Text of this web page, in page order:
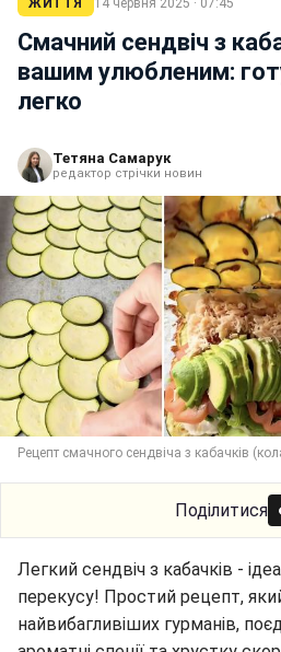
Смачний сендвіч з
вашим улюбленим:
легко
Тетяна Самарук
редактор стрічки новин
Рецепт смачного сендвіча з кабачків
Поділитися
Легкий сендвіч з кабачків -
перекусу! Простий рецепт,
найвибагливіших гурманів,